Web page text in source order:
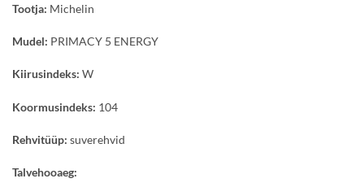
Tootja: Michelin
Mudel: PRIMACY 5 ENERGY
Kiirusindeks: W
Koormusindeks: 104
Rehvitüüp: suverehvid
Talvehooaeg: